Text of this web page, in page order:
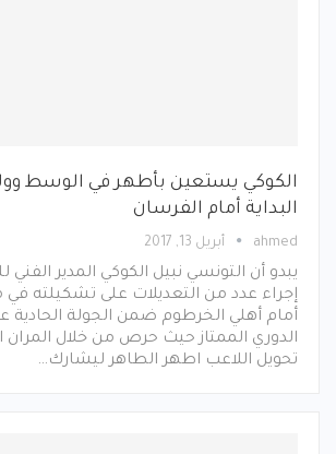
الكوكي يستعين بأطهر في الوسط
البداية أمام الفرسان
ahmed أبريل 13, 2017
يبدو أن التونسي نبيل الكوكي المدير
إجراء عدد من التعديلات على تشكيلته في
أمام أهلي الخرطوم ضمن الجولة
الدوري الممتاز حيث حرص من خلال المران
تحويل اللاعب اطهر الطاهر ليشارك…